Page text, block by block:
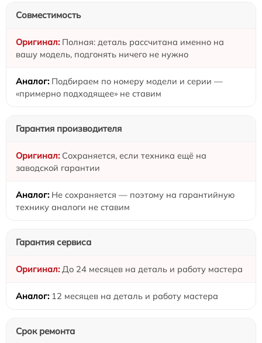
Совместимость
Полная: деталь рассчитана именно на
вашу модель, подгонять ничего не нужно
Подбираем по номеру модели и серии —
«примерно подходящее» не ставим
Гарантия производителя
Сохраняется, если техника ещё на
заводской гарантии
Не сохраняется — поэтому на гарантийную
технику аналоги не ставим
Гарантия сервиса
До 24 месяцев на деталь и работу мастера
12 месяцев на деталь и работу мастера
Срок ремонта